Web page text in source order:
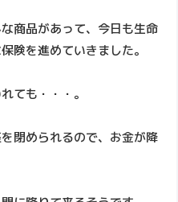
商品があって、今日も生命
険を進めていきました。
ても・・・。
閉められるので、お金が降